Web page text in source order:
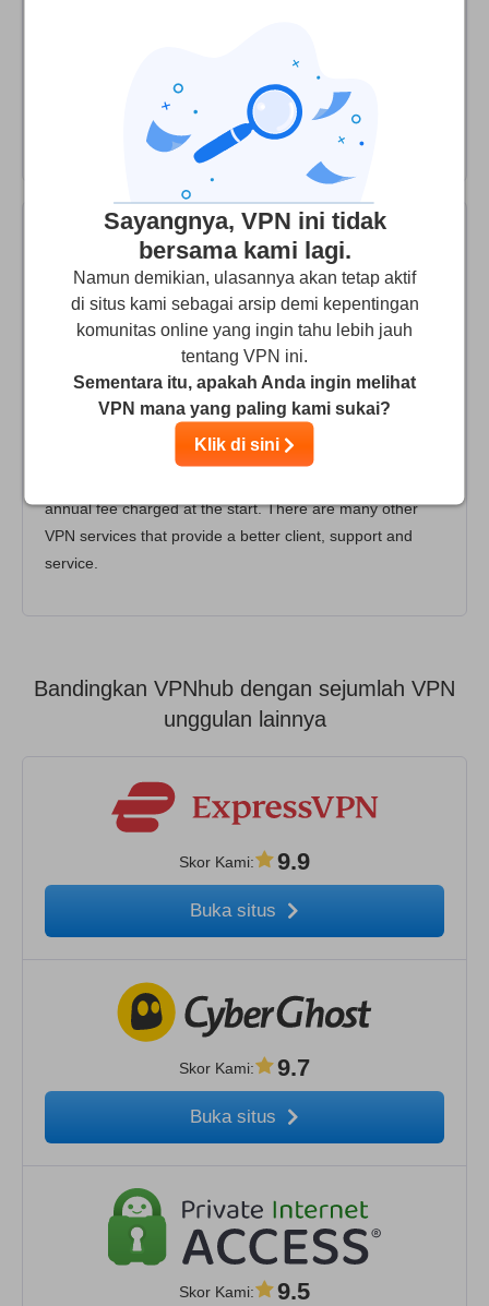
other services (at the same price if not lower) that are
way more professional and safer and, most importantly,
working! Don't give money to this company, please.
Ned S
They suck
VPNHub is a scam IMO. The advertise a 7-day free trial,
but immediately charge your credit card for the full year.
The client has compatibility issues with Windows 10
October update and they don't provide manual settings.
Support is outsourced and horrible. Lastly, cancellation
annual fee charged at the start. There are many other
VPN services that provide a better client, support and
service.
Bandingkan VPNhub dengan sejumlah VPN
unggulan lainnya
Skor Kami: 9.9
Buka situs
Skor Kami: 9.7
Buka situs
Skor Kami: 9.5
Sayangnya, VPN ini tidak
bersama kami lagi.
Namun demikian, ulasannya akan tetap aktif
di situs kami sebagai arsip demi kepentingan
komunitas online yang ingin tahu lebih jauh
tentang VPN ini.
Sementara itu, apakah Anda ingin melihat
VPN mana yang paling kami sukai?
Klik di sini